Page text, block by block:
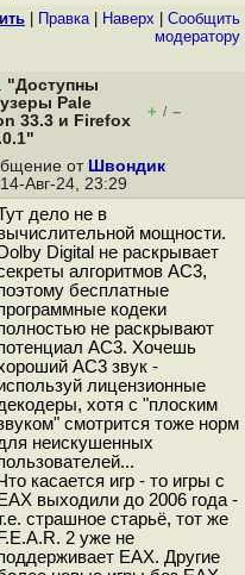
Правка| Наверх
Cообщить
модератору
. "Доступны
Pale
33.3 и Firefox
+ / –
от Швондик
Авг-24, 23:29
дело не в
мощности.
Dolby Digital не раскрывает
алгоритмов АС3,
бесплатные
кодеки
не раскрывают
АС3. Хочешь
АС3 звук -
лицензионные
хотя с "плоским
смотрится тоже норм
неискушенных
касается игр - то игры с
ЕАХ выходили до 2006 года -
страшное старьё, тот же
F.E.A.R. 2 уже не
ЕАХ. Другие